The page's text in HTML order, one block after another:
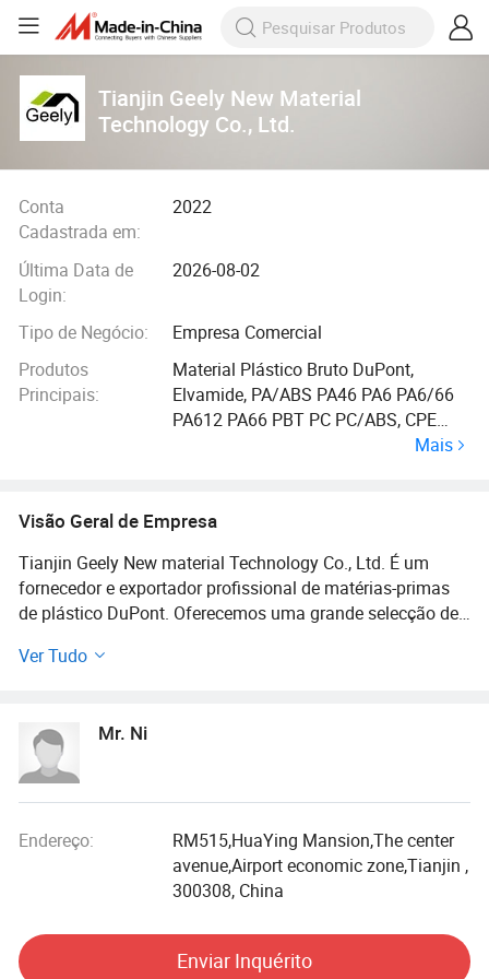
Tianjin Geely New Material
Technology Co., Ltd.
Conta
Cadastrada em:
2022
Última Data de
Login:
2026-08-02
Tipo de Negócio:
Empresa Comercial
Produtos
Principais:
Material Plástico Bruto DuPont,
Elvamide, PA/ABS PA46 PA6 PA6/66
PA612 PA66 PBT PC PC/ABS, CPE
Poe SBR Sbs SEBS Sis TPE Tpee Tpo
Metalurgia, Produtos Semi Acabados
Mais
Visão Geral de Empresa
Tianjin Geely New material Technology Co., Ltd. É um
fornecedor e exportador profissional de matérias-primas
de plástico DuPont. Oferecemos uma grande selecção de
aplicações. Temos um armazém de 2000 metros
fornecedor profissional, podemos fornecer-lhe uma vasta
gama de materiais, orçamentos rápidos e um serviço ao
cliente eficiente. Nós o apoiamos em cada etapa do
agregado ao seu projeto.
Ver Tudo
Mr. Ni
Endereço:
RM515,HuaYing Mansion,The center
avenue,Airport economic zone,Tianjin ,
300308, China
Enviar Inquérito